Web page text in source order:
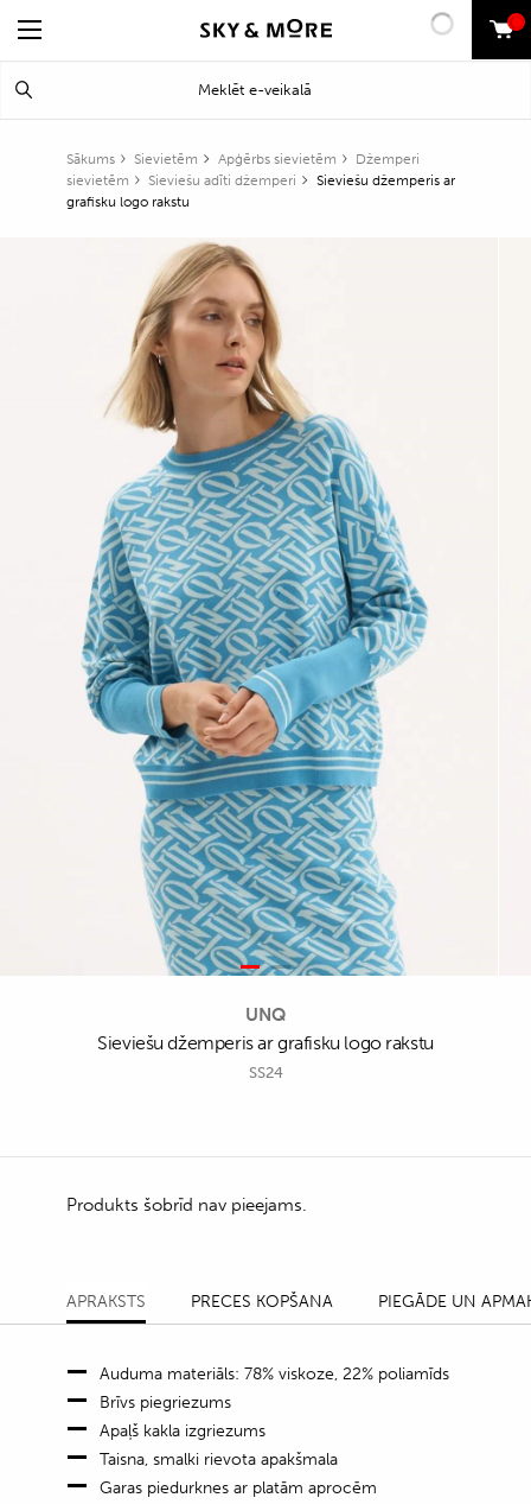
0
Sākums Sievietēm Apģērbs sievietēm
Džemperi
sievietēm
Sieviešu adīti džemperi
Sieviešu džemperis ar
grafisku logo rakstu
UNQ
Sieviešu džemperis ar grafisku logo rakstu
SS24
Produkts šobrīd nav pieejams.
APRAKSTS PRECES KOPŠANA PIEGĀDE UN
Auduma materiāls: 78% viskoze, 22% poliamīds
Brīvs piegriezums
Apaļš kakla izgriezums
Taisna, smalki rievota apakšmala
Garas piedurknes ar platām aprocēm